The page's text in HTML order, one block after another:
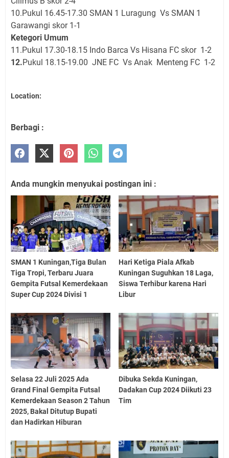
10.Pukul 16.45-17.30 SMAN 1 Luragung Vs SMAN 1
Garawangi skor 1-1
Ketegori Umum
11.Pukul 17.30-18.15 Indo Barca Vs Hisana FC skor 1-2
12.Pukul 18.15-19.00 JNE FC Vs Anak Menteng FC 1-2
Location:
Berbagi :
Anda mungkin menyukai postingan ini :
SMAN 1 Kuningan,Tiga Bulan
Tiga Tropi, Terbaru Juara
Gempita Futsal Kemerdekaan
Super Cup 2024 Divisi 1
Hari Ketiga Piala Afkab
Kuningan Suguhkan 18 Laga,
Siswa Terhibur karena Hari
Libur
Selasa 22 Juli 2025 Ada
Grand Final Gempita Futsal
Kemerdekaan Season 2 Tahun
2025, Bakal Ditutup Bupati
dan Hadirkan Hiburan
Dibuka Sekda Kuningan,
Dadakan Cup 2024 Diikuti 23
Tim